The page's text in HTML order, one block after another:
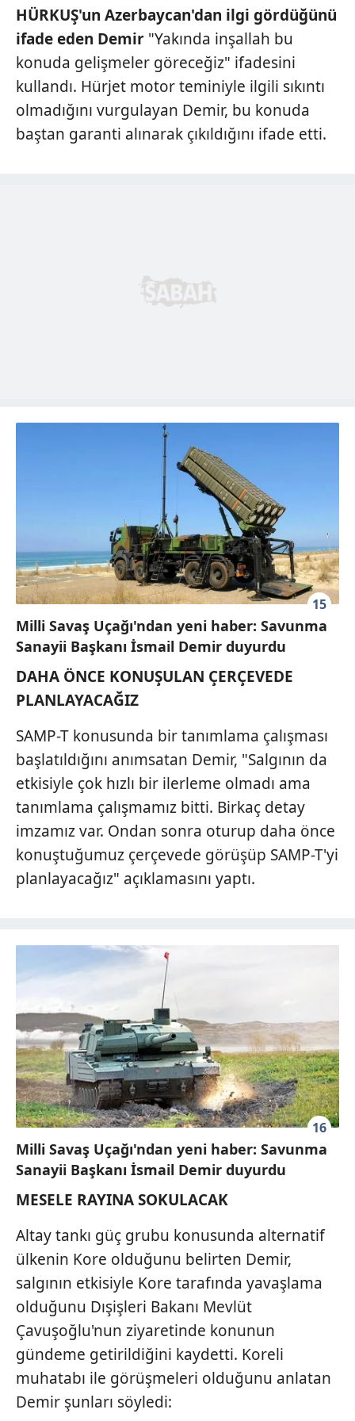
Çerezlere ilişkin tercihlerinizi aşağıda yer alan panel
vasıtasıyla belirleyebilirsiniz. Çerezlere ilişkin detaylı bilgi
için Ayarlar butonuna tıklayabilir,Çerez Bilgilendirme
Metnimizi ziyaret edebilirsiniz.
6698 sayılı Kişisel Verilerin Korunması Kanunu uyarınca
hazırlanmış Aydınlatma Metnimizi okumak ve sitemizde
HÜRKUŞ'un Azerbaycan'dan ilgi gördüğünü
ifade eden Demir "Yakında inşallah bu
konuda gelişmeler göreceğiz" ifadesini
kullandı. Hürjet motor teminiyle ilgili sıkıntı
olmadığını vurgulayan Demir, bu konuda
baştan garanti alınarak çıkıldığını ifade etti.
15
Milli Savaş Uçağı'ndan yeni haber: Savunma
Sanayii Başkanı İsmail Demir duyurdu
DAHA ÖNCE KONUŞULAN ÇERÇEVEDE
PLANLAYACAĞIZ
SAMP-T konusunda bir tanımlama çalışması
başlatıldığını anımsatan Demir, "Salgının da
etkisiyle çok hızlı bir ilerleme olmadı ama
tanımlama çalışmamız bitti. Birkaç detay
imzamız var. Ondan sonra oturup daha önce
konuştuğumuz çerçevede görüşüp SAMP-T'yi
planlayacağız" açıklamasını yaptı.
16
Milli Savaş Uçağı'ndan yeni haber: Savunma
Sanayii Başkanı İsmail Demir duyurdu
MESELE RAYINA SOKULACAK
Altay tankı güç grubu konusunda alternatif
ülkenin Kore olduğunu belirten Demir,
salgının etkisiyle Kore tarafında yavaşlama
olduğunu Dışişleri Bakanı Mevlüt
Çavuşoğlu'nun ziyaretinde konunun
gündeme getirildiğini kaydetti. Koreli
muhatabı ile görüşmeleri olduğunu anlatan
Demir şunları söyledi: